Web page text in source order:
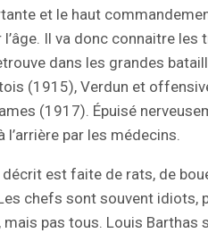
et le haut
Il va donc connaitre les
dans les grandes
(1915), Verdun et
(1917). Épuisé
l’arrière par les médecins.
décrit est faite de rats, de
chefs sont souvent idiots,
pas tous. Louis Barthas